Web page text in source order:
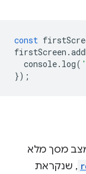
const
firstScreen .
console. log(
});
מסך מלא
, שנקראת